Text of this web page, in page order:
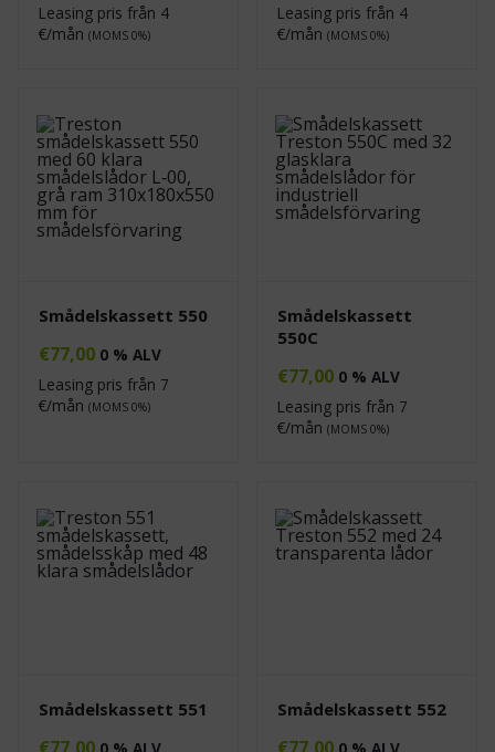
Leasing pris från 4
€/mån (MOMS 0%)
Leasing pris från 4
€/mån (MOMS 0%)
Smådelskassett 550
€77,00 0 % ALV
Leasing pris från 7
€/mån (MOMS 0%)
Smådelskassett
550C
€77,00 0 % ALV
Leasing pris från 7
€/mån (MOMS 0%)
Smådelskassett 551
0 % ALV
Smådelskassett 552
0 % ALV